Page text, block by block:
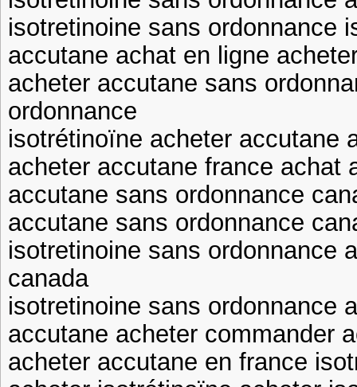
isotretinoine sans ordonnance
accutane achat en ligne
acheter accutane sans
ordonnance
isotrétinoïne acheter accutane
acheter accutane france achat
accutane sans ordonnance
accutane sans ordonnance
isotretinoine sans ordonnance
canada
isotretinoine sans ordonnance
accutane acheter commander
acheter accutane en france